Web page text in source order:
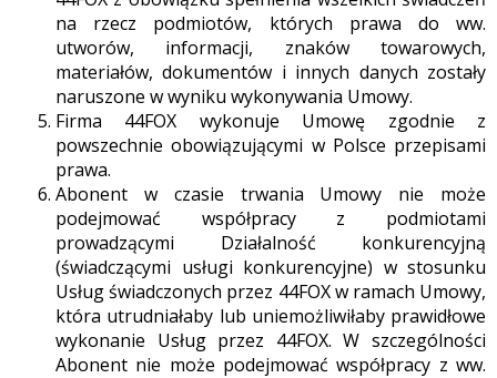
na rzecz podmiotów, których prawa do ww.
utworów, informacji, znaków towarowych,
materiałów, dokumentów i innych danych zostały
naruszone w wyniku wykonywania Umowy.
Firma 44FOX wykonuje Umowę zgodnie z
powszechnie obowiązującymi w Polsce przepisami
prawa.
Abonent w czasie trwania Umowy nie może
podejmować współpracy z podmiotami
prowadzącymi Działalność konkurencyjną
(świadczącymi usługi konkurencyjne) w stosunku
Usług świadczonych przez 44FOX w ramach Umowy,
która utrudniałaby lub uniemożliwiłaby prawidłowe
wykonanie Usług przez 44FOX. W szczególności
Abonent nie może podejmować współpracy z ww.